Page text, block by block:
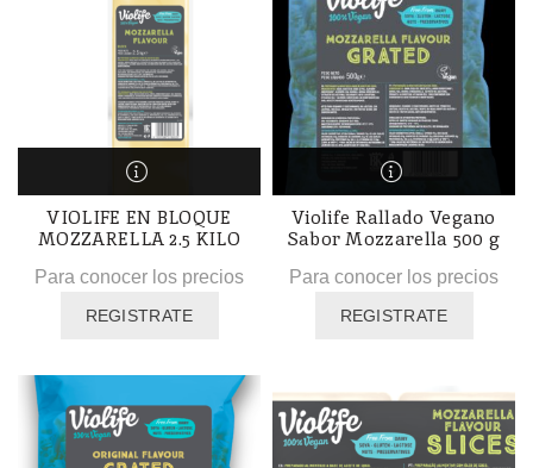
VIOLIFE EN BLOQUE
MOZZARELLA 2.5 KILO
Para conocer los precios
REGISTRATE
Violife Rallado Vegano
Sabor Mozzarella 500 g
Para conocer los precios
REGISTRATE